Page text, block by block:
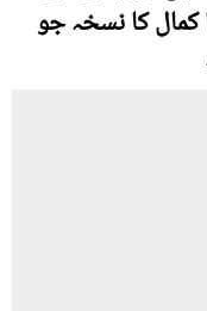
کمال کا نسخہ جو